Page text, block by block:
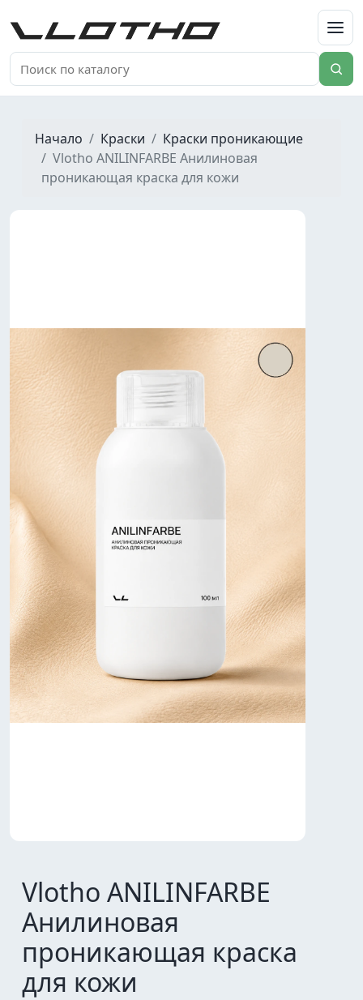
VLOTHO
Начало Краски
Краски проникающие
Vlotho ANILINFARBE Анилиновая
проникающая краска для кожи
Vlotho ANILINFARBE
Анилиновая
проникающая краска
для кожи